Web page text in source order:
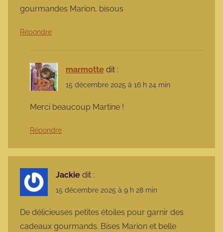
gourmandes Marion, bisous
Répondre
marmotte dit :
15 décembre 2025 à 16 h 24 min
Merci beaucoup Martine !
Répondre
Jackie dit :
15 décembre 2025 à 9 h 28 min
De délicieuses petites étoiles pour garnir des
cadeaux gourmands. Bises Marion et belle